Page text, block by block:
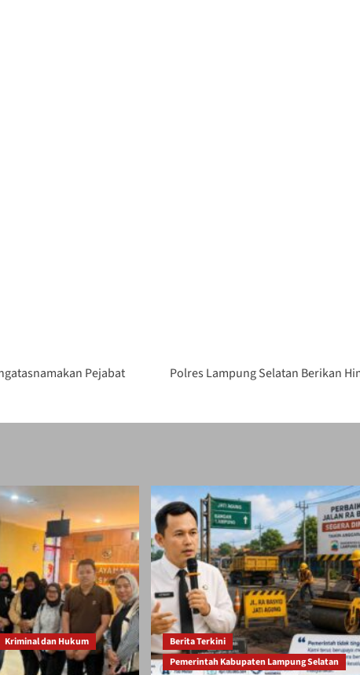
Pejabat
Polres Lampung Selatan Berikan
Kriminal dan Hukum
Berita Terkini
Pemerintah Kabupaten Lampung Selatan